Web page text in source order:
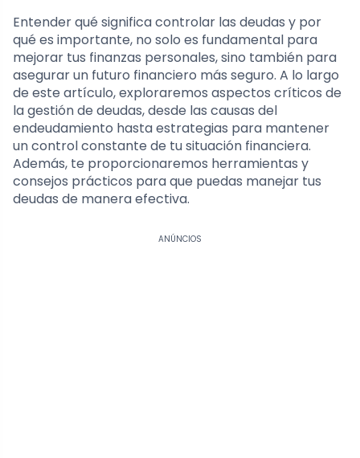
Entender qué significa controlar las deudas y por
qué es importante, no solo es fundamental para
mejorar tus finanzas personales, sino también para
asegurar un futuro financiero más seguro. A lo largo
de este artículo, exploraremos aspectos críticos de
la gestión de deudas, desde las causas del
endeudamiento hasta estrategias para mantener
un control constante de tu situación financiera.
Además, te proporcionaremos herramientas y
consejos prácticos para que puedas manejar tus
deudas de manera efectiva.
ANÚNCIOS